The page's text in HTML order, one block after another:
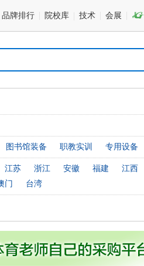
品牌排行 院校库 技术 会展 
图书馆装备 职教实训 专用设备
江苏 浙江 安徽 福建 江西
门 台湾